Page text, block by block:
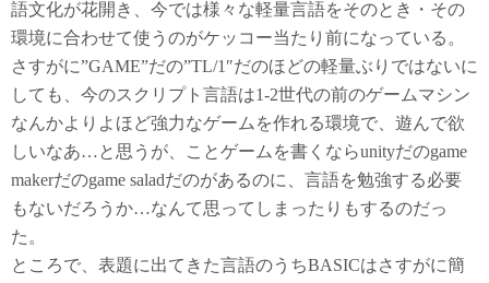
語文化が花開き、今では様々な軽量言語をそのとき・その
環境に合わせて使うのがケッコー当たり前になっている。
さすがに”GAME”だの”TL/1″だのほどの軽量ぶりではないに
しても、今のスクリプト言語は1-2世代の前のゲームマシン
なんかよりよほど強力なゲームを作れる環境で、遊んで欲
しいなあ…と思うが、ことゲームを書くならunityだのgame
makerだのgame saladだのがあるのに、言語を勉強する必要
もないだろうか…なんて思ってしまったりもするのだっ
た。
ところで、表題に出てきた言語のうちBASICはさすがに簡